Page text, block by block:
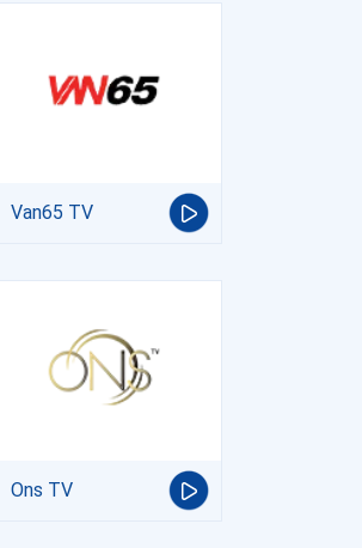
Van65 TV
Ons TV